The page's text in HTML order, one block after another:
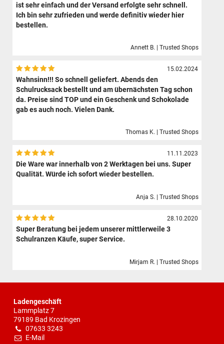
ist sehr einfach und der Versand erfolgte sehr schnell.
Ich bin sehr zufrieden und werde definitiv wieder hier
bestellen.
Annett B. | Trusted Shops
15.02.2024
Wahnsinn!!! So schnell geliefert. Abends den
Schulrucksack bestellt und am übernächsten Tag schon
da. Preise sind TOP und ein Geschenk und Schokolade
gab es auch noch. Vielen Dank.
Thomas K. | Trusted Shops
11.11.2023
Die Ware war innerhalb von 2 Werktagen bei uns. Super
Qualität. Würde ich sofort wieder bestellen.
Anja S. | Trusted Shops
28.10.2020
Super Beratung bei jedem unserer mittlerweile 3
Schulranzen Käufe, super Service.
Mirjam R. | Trusted Shops
Ladengeschäft
Lammplatz 7
79189 Bad Krozingen
07633 3243
E-Mail